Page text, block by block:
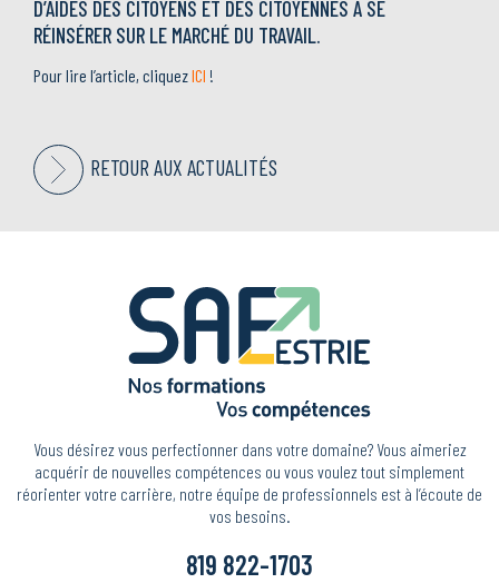
D’AIDES DES CITOYENS ET DES CITOYENNES À SE
RÉINSÉRER SUR LE MARCHÉ DU TRAVAIL.
Pour lire l’article, cliquezICI !
RETOUR AUX ACTUALITÉS
Vous désirez vous perfectionner dans votre domaine? Vous aimeriez
acquérir de nouvelles compétences ou vous voulez tout simplement
réorienter votre carrière, notre équipe de professionnels est à l’écoute de
vos besoins.
819 822-1703